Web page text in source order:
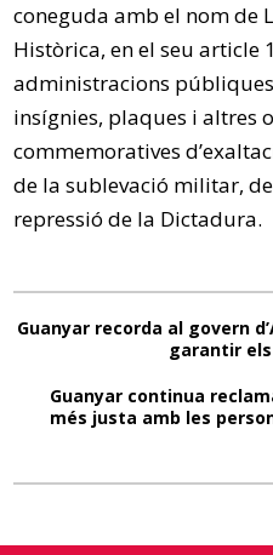
coneguda amb el nom de
Històrica, en el seu article
administracions
insígnies, plaques i altres
commemoratives
de la sublevació militar,
repressió de la Dictadura.
Guanyar recorda al govern
garantir
Guanyar continua
més justa amb les